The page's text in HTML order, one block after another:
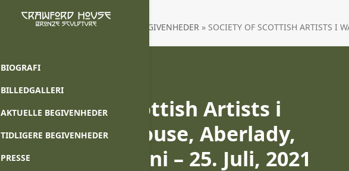
BIOGRAFI
BILLEDGALLERI
AKTUELLE BEGIVENHEDER
TIDLIGERE BEGIVENHEDER
PRESSE
Blog
HOME»BLOG»TIDLIGERE BEGIVENHEDER» SOCIETY OF SCOTTISH ARTISTS I
Society of Scottish Artists i
Waterston House, Aberlady,
Scotland 3. Juni – 25. Juli, 2021